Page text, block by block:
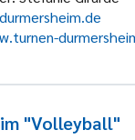
"Volleyball"